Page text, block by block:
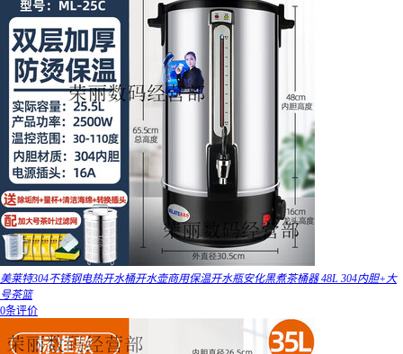
美莱特304不锈钢电热开水桶开水壶商用保温开水瓶安化黑煮茶桶器 48L 304内胆+大
号茶篮
0条评价